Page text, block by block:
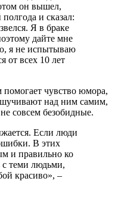
он вышел,
и сказал:
Я в браке
дайте мне
я не испытываю
от всех 10 лет
чувство юмора,
над ним самим,
совсем безобидные.
Если люди
В этих
и правильно ко
с теми людьми,
красиво», –